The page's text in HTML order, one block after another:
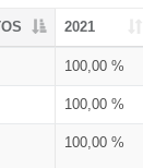
2021
100,00 %
100,00 %
100,00 %